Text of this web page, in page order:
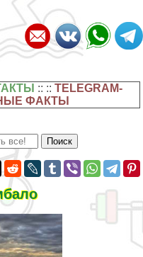
:: ::TELEGRAM-
ФАКТЫ